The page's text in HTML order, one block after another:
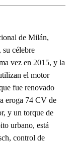
de Milán,
célebre
vez en 2015, y la
el motor
fue renovado
eroga 74 CV de
y un torque de
urbano, está
control de